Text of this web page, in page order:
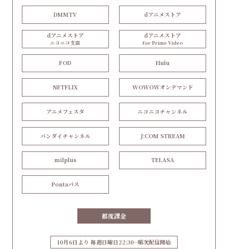
DMMTV dアニメストア
dアニメストア
ニコニコ支店
dアニメストア
for Prime Video
FOD Hulu
NETFLIX WOWOWオンデマンド
アニメフェスタ ニコニコチャンネル
バンダイチャンネル J:COM STREAM
milplus TELASA
Pontaパス
都度課金
10月6日より 毎週日曜日22:30~順次配信開始